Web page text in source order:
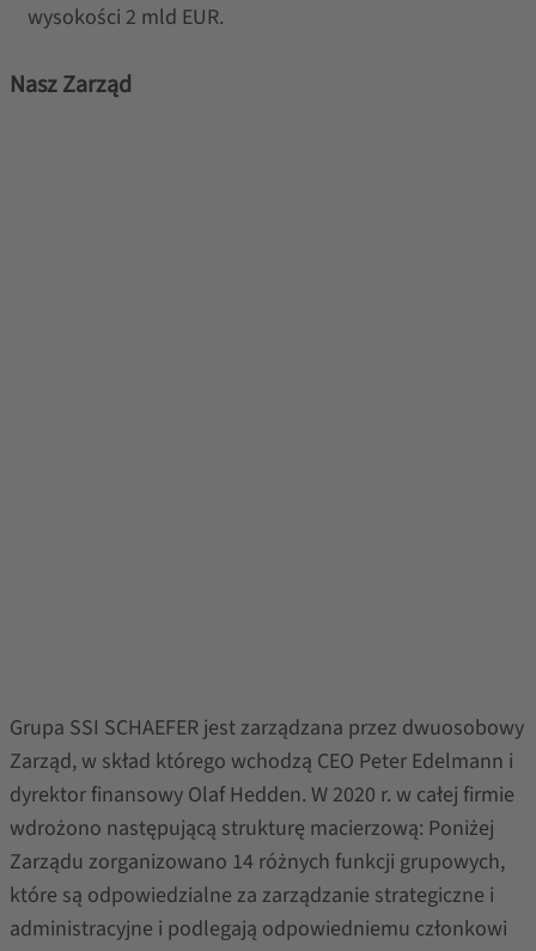
wysokości 2 mld EUR.
Nasz Zarząd
Grupa SSI SCHAEFER jest zarządzana przez dwuosobowy
Zarząd, w skład którego wchodzą CEO Peter Edelmann i
dyrektor finansowy Olaf Hedden. W 2020 r. w całej firmie
wdrożono następującą strukturę macierzową: Poniżej
Zarządu zorganizowano 14 różnych funkcji grupowych,
które są odpowiedzialne za zarządzanie strategiczne i
administracyjne i podlegają odpowiedniemu członkowi